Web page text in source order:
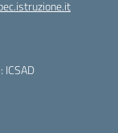
ICSAD